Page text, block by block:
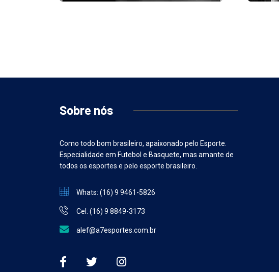
Sobre nós
Como todo bom brasileiro, apaixonado pelo Esporte.
Especialidade em Futebol e Basquete, mas amante de
todos os esportes e pelo esporte brasileiro.
Whats: (16) 9 9461-5826
Cel: (16) 9 8849-3173
alef@a7esportes.com.br